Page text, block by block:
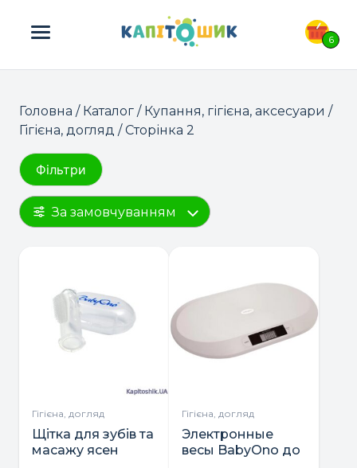
6
ПОШУК ТОВАРІВ:
Головна / Каталог / Купання, гігієна, аксесуари /
Гігієна, догляд / Сторінка 2
Фільтри
За замовчуванням
Гігієна, догляд
Щітка для зубів та
масажу ясен
Гігієна, догляд
Электронные
весы BabyOno до